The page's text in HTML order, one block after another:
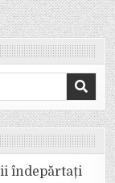
îndepărtați